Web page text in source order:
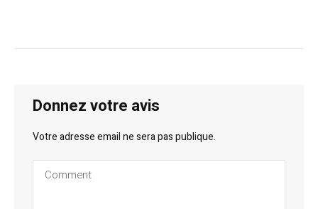
Donnez votre avis
Votre adresse email ne sera pas publique.